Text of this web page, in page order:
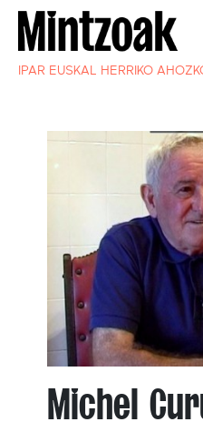
IPAR EUSKAL HERRIKO
Michel